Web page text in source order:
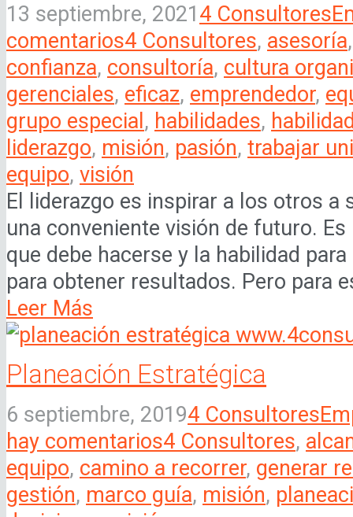
13 septiembre, 20214 Consultores
comentarios4 Consultores, asesoría
confianza, consultoría, cultura
gerenciales, eficaz, emprendedor,
grupo especial , habilidades,
liderazgo, misión, pasión, trabajar
equipo, visión
El liderazgo es inspirar a los otros a
una conveniente visión de futuro.
que debe hacerse y la habilidad
para obtener resultados. Pero para
Leer Más
Planeación Estratégica
6 septiembre, 20194 Consultores
hay comentarios4 Consultores,
equipo, camino a recorrer, generar
gestión, marco guía, misión,